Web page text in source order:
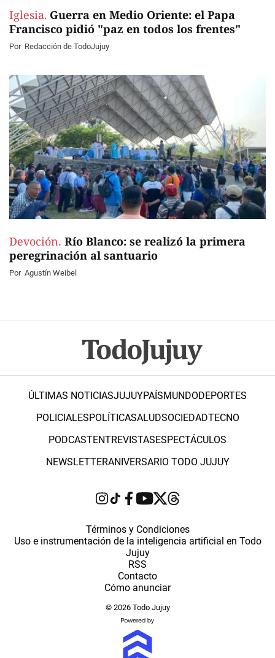
Iglesia. Guerra en Medio Oriente: el Papa
Francisco pidió "paz en todos los frentes"
Por Redacción de TodoJujuy
Devoción. Río Blanco: se realizó la primera
peregrinación al santuario
Por Agustín Weibel
ÚLTIMAS NOTICIASJUJUYPAÍSMUNDODEPORTES
POLICIALESPOLÍTICASALUDSOCIEDADTECNO
PODCASTENTREVISTASESPECTÁCULOS
NEWSLETTERANIVERSARIO TODO JUJUY
Términos y Condiciones
Uso e instrumentación de la inteligencia artificial en Todo
Jujuy
RSS
Contacto
Cómo anunciar
© 2026 Todo Jujuy